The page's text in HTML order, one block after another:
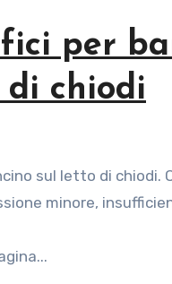
per
chiodi
minore,